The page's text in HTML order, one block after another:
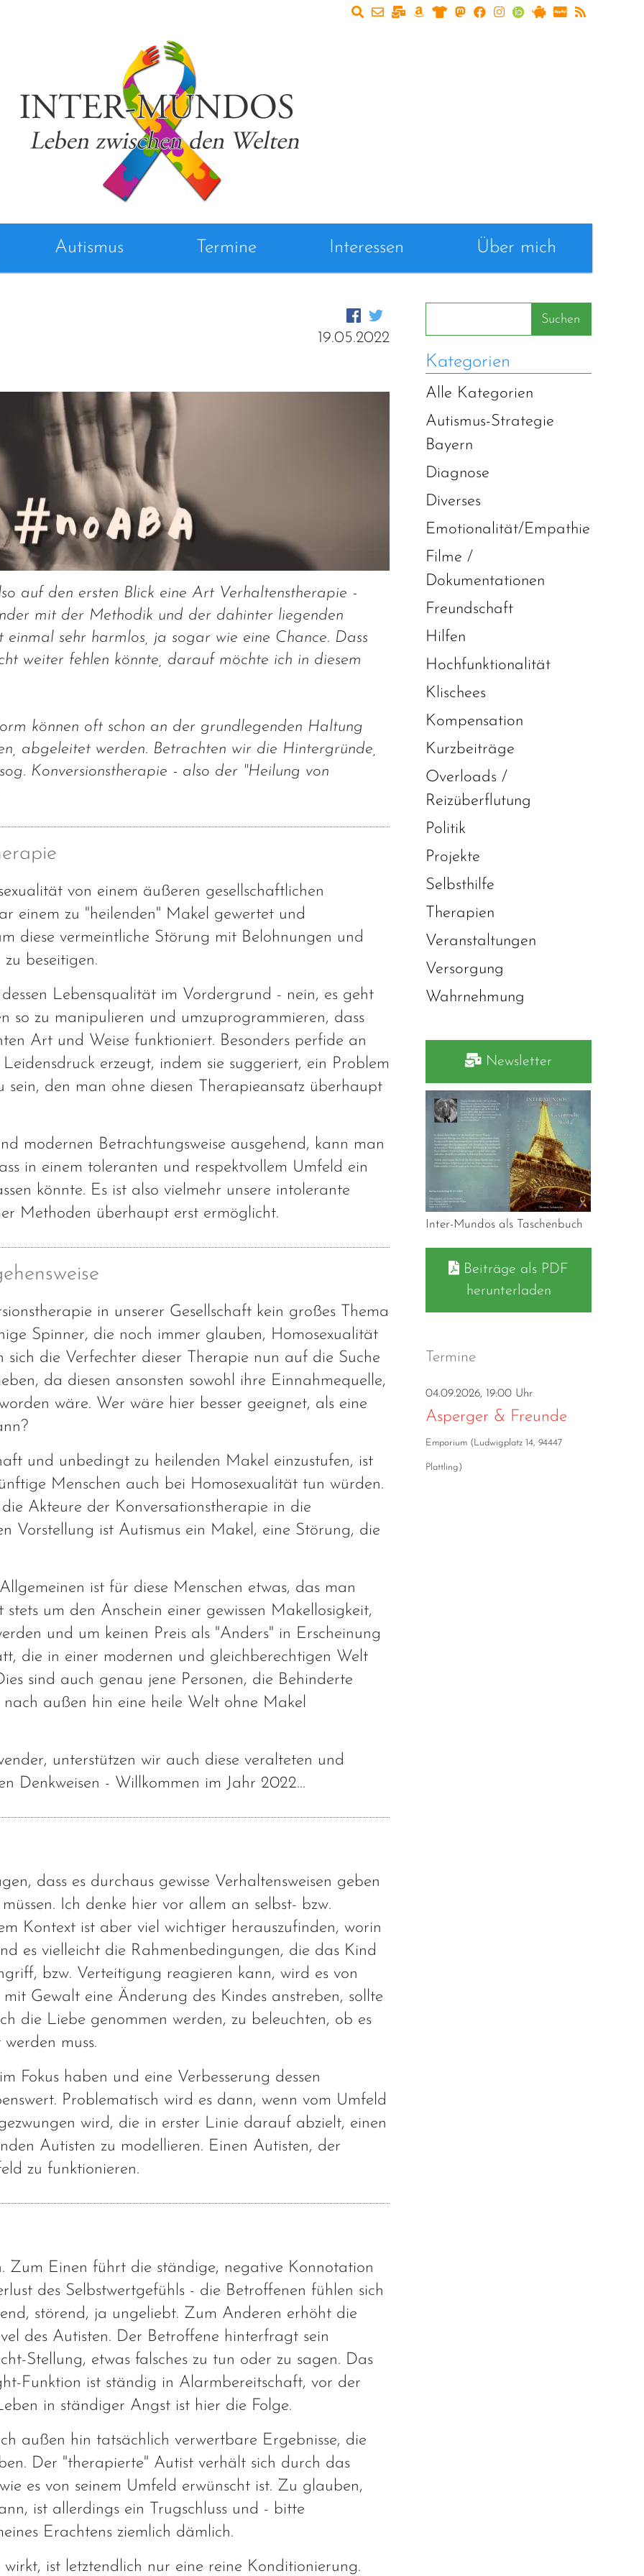
Autismus Termine Interessen Über mich
19.05.2022
auf den ersten Blick eine Art Verhaltenstherapie -
mit der Methodik und der dahinter liegenden
einmal sehr harmlos, ja sogar wie eine Chance. Dass
weiter fehlen könnte, darauf möchte ich in diesem
können oft schon an der grundlegenden Haltung
abgeleitet werden. Betrachten wir die Hintergründe,
Konversionstherapie - also der "Heilung von
von einem äußeren gesellschaftlichen
einem zu "heilenden" Makel gewertet und
diese vermeintliche Störung mit Belohnungen und
beseitigen.
Lebensqualität im Vordergrund - nein, es geht
so zu manipulieren und umzuprogrammieren, dass
Art und Weise funktioniert. Besonders perfide an
Leidensdruck erzeugt, indem sie suggeriert, ein Problem
sein, den man ohne diesen Therapieansatz überhaupt
modernen Betrachtungsweise ausgehend, kann man
in einem toleranten und respektvollem Umfeld ein
könnte. Es ist also vielmehr unsere intolerante
Methoden überhaupt erst ermöglicht.
in unserer Gesellschaft kein großes Thema
Spinner, die noch immer glauben, Homosexualität
sich die Verfechter dieser Therapie nun auf die Suche
da diesen ansonsten sowohl ihre Einnahmequelle,
wäre. Wer wäre hier besser geeignet, als eine
und unbedingt zu heilenden Makel einzustufen, ist
Menschen auch bei Homosexualität tun würden.
Akteure der Konversationstherapie in die
Vorstellung ist Autismus ein Makel, eine Störung, die
ist für diese Menschen etwas, das man
um den Anschein einer gewissen Makellosigkeit,
und um keinen Preis als "Anders" in Erscheinung
die in einer modernen und gleichberechtigen Welt
sind auch genau jene Personen, die Behinderte
nach außen hin eine heile Welt ohne Makel
unterstützen wir auch diese veralteten und
Denkweisen - Willkommen im Jahr 2022...
dass es durchaus gewisse Verhaltensweisen geben
Ich denke hier vor allem an selbst- bzw.
Kontext ist aber viel wichtiger herauszufinden, worin
es vielleicht die Rahmenbedingungen, die das Kind
bzw. Verteitigung reagieren kann, wird es von
mit Gewalt eine Änderung des Kindes anstreben, sollte
die Liebe genommen werden, zu beleuchten, ob es
muss.
Fokus haben und eine Verbesserung dessen
Problematisch wird es dann, wenn vom Umfeld
wird, die in erster Linie darauf abzielt, einen
Autisten zu modellieren. Einen Autisten, der
zu funktionieren.
Zum Einen führt die ständige, negative Konnotation
des Selbstwertgefühls - die Betroffenen fühlen sich
störend, ja ungeliebt. Zum Anderen erhöht die
des Autisten. Der Betroffene hinterfragt sein
Stellung, etwas falsches zu tun oder zu sagen. Das
Funktion ist ständig in Alarmbereitschaft, vor der
in ständiger Angst ist hier die Folge.
außen hin tatsächlich verwertbare Ergebnisse, die
Der "therapierte" Autist verhält sich durch das
es von seinem Umfeld erwünscht ist. Zu glauben,
ist allerdings ein Trugschluss und - bitte
Erachtens ziemlich dämlich.
ist letztendlich nur eine reine Konditionierung.
Suchen
Kategorien
Alle Kategorien
Autismus-Strategie
Bayern
Diagnose
Diverses
Emotionalität/Empathie
Filme /
Dokumentationen
Freundschaft
Hilfen
Hochfunktionalität
Klischees
Kompensation
Kurzbeiträge
Overloads /
Reizüberflutung
Politik
Projekte
Selbsthilfe
Therapien
Veranstaltungen
Versorgung
Wahrnehmung
Newsletter
Inter-Mundos als Taschenbuch
Beiträge als PDF
herunterladen
Termine
04.09.2026, 19:00 Uhr
Asperger & Freunde
Emporium ( Ludwigplatz 14, 94447
Plattling )